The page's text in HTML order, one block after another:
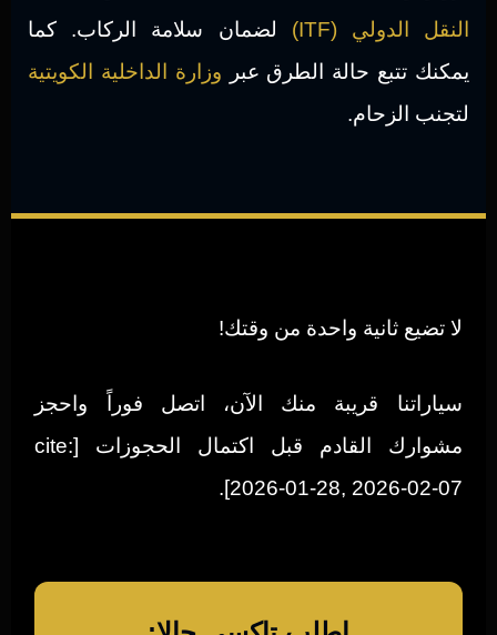
النقل الدولي (ITF)
لضمان سلامة الركاب. كما
يمكنك تتبع حالة الطرق عبر وزارة الداخلية الكويتية
لتجنب الزحام.
لا تضيع ثانية واحدة من وقتك!
سياراتنا قريبة منك الآن، اتصل فوراً واحجز
مشوارك القادم قبل اكتمال الحجوزات [cite:
2026-01-28, 2026-02-07].